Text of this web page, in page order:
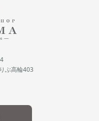
ぶ高輪403